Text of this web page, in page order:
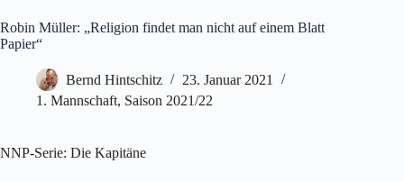
Robin Müller: „Religion findet man nicht auf einem Blatt
Papier“
Bernd Hintschitz
23. Januar 2021
1. Mannschaft, Saison 2021/22
NNP-Serie: Die Kapitäne